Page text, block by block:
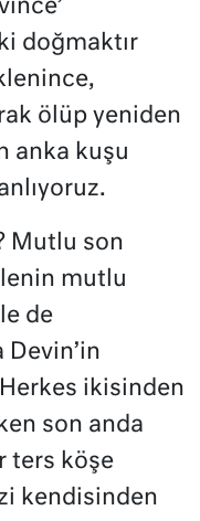
doğmaktır
ölüp yeniden
anka kuşu
Mutlu son
mutlu
de
Devin’in
ikisinden
son anda
ters köşe
kendisinden